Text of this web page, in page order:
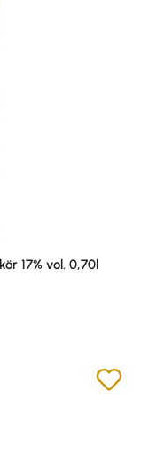
5 Sternen
17% vol. 0,70l